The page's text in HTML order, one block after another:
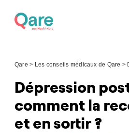
Qare > Les conseils médicaux de Qare >
Dépression
comment la
et en sortir ?